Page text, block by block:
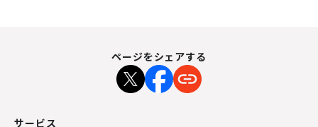
ページをシェアする
サービス